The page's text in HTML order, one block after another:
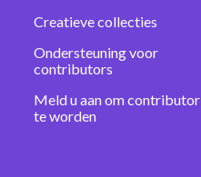
Creatieve collecties
Ondersteuning voor
contributors
Meld u aan om contributor
te worden